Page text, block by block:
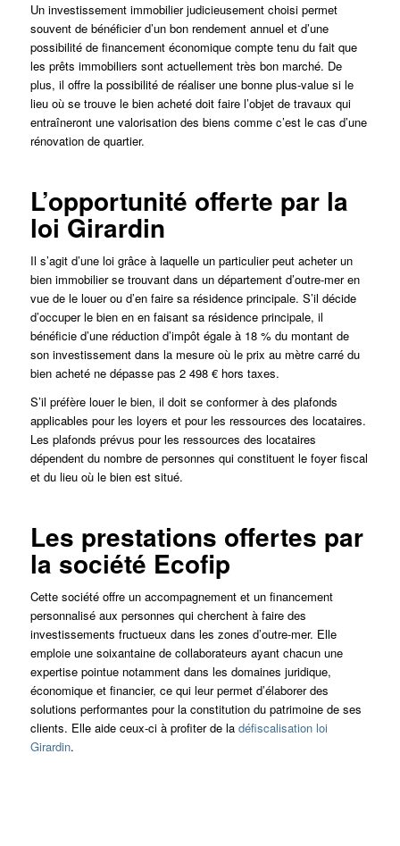
Un investissement immobilier judicieusement choisi permet
souvent de bénéficier d’un bon rendement annuel et d’une
possibilité de financement économique compte tenu du fait que
les prêts immobiliers sont actuellement très bon marché. De
plus, il offre la possibilité de réaliser une bonne plus-value si le
lieu où se trouve le bien acheté doit faire l’objet de travaux qui
entraîneront une valorisation des biens comme c’est le cas d’une
rénovation de quartier.
L’opportunité offerte par la
loi Girardin
Il s’agit d’une loi grâce à laquelle un particulier peut acheter un
bien immobilier se trouvant dans un département d’outre-mer en
vue de le louer ou d’en faire sa résidence principale. S’il décide
d’occuper le bien en en faisant sa résidence principale, il
bénéficie d’une réduction d’impôt égale à 18 % du montant de
son investissement dans la mesure où le prix au mètre carré du
bien acheté ne dépasse pas 2 498 € hors taxes.
S’il préfère louer le bien, il doit se conformer à des plafonds
applicables pour les loyers et pour les ressources des locataires.
Les plafonds prévus pour les ressources des locataires
dépendent du nombre de personnes qui constituent le foyer fiscal
et du lieu où le bien est situé.
Les prestations offertes par
la société Ecofip
Cette société offre un accompagnement et un financement
personnalisé aux personnes qui cherchent à faire des
investissements fructueux dans les zones d’outre-mer. Elle
emploie une soixantaine de collaborateurs ayant chacun une
expertise pointue notamment dans les domaines juridique,
économique et financier, ce qui leur permet d’élaborer des
solutions performantes pour la constitution du patrimoine de ses
clients. Elle aide ceux-ci à profiter de la défiscalisation loi
Girardin.